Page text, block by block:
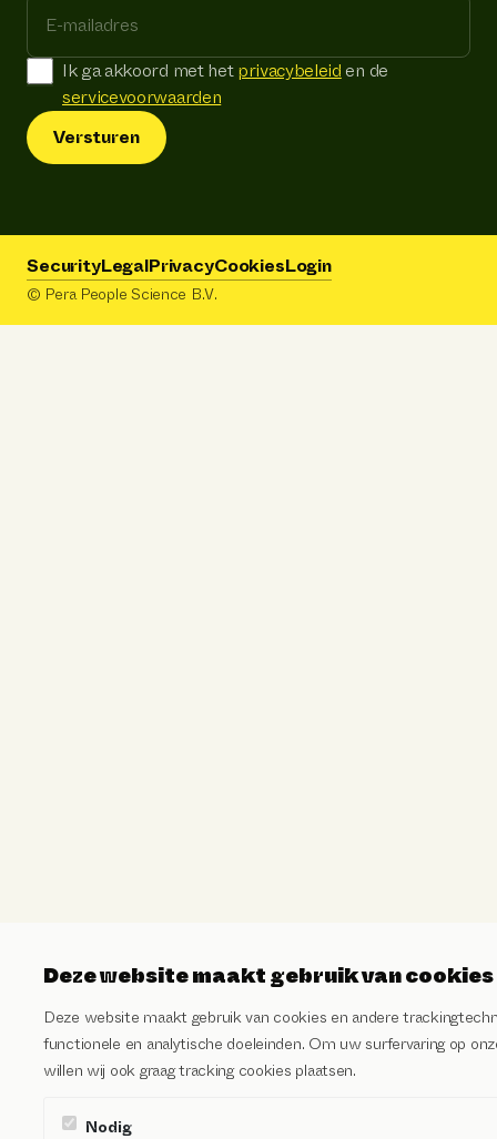
Deze website maakt gebruik van cookies
Deze website maakt gebruik van cookies en andere
functionele en analytische doeleinden. Om uw surfervaring op
willen wij ook graag tracking cookies plaatsen.
Nodig
E-mailadres
Ik ga akkoord met hetprivacybeleid en de
servicevoorwaarden
Versturen
SecurityLegalPrivacyCookiesLogin
© Pera People Science B.V.